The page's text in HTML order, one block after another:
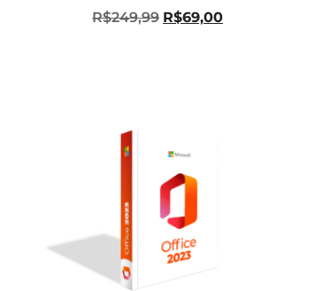
R$249,99 R$69,00